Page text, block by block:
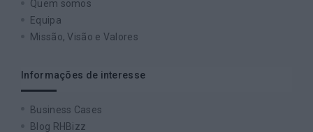
Quem somos
Equipa
Missão, Visão e Valores
Informações de interesse
Business Cases
Blog RHBizz